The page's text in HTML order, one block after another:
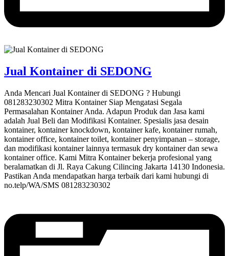
Jual Kontainer di SEDONG
Anda Mencari Jual Kontainer di SEDONG ? Hubungi
081283230302 Mitra Kontainer Siap Mengatasi Segala
Permasalahan Kontainer Anda. Adapun Produk dan Jasa kami
adalah Jual Beli dan Modifikasi Kontainer. Spesialis jasa desain
kontainer, kontainer knockdown, kontainer kafe, kontainer rumah,
kontainer office, kontainer toilet, kontainer penyimpanan – storage,
dan modifikasi kontainer lainnya termasuk dry kontainer dan sewa
kontainer office. Kami Mitra Kontainer bekerja profesional yang
beralamatkan di Jl. Raya Cakung Cilincing Jakarta 14130 Indonesia.
Pastikan Anda mendapatkan harga terbaik dari kami hubungi di
no.telp/WA/SMS 081283230302